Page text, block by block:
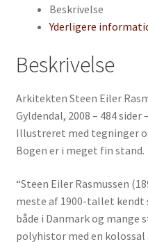
Beskrivelse
Yderligere
Beskrivelse
Arkitekten Steen Eiler
Gyldendal, 2008 – 484
Illustreret med tegninger
Bogen er i meget fin stand.
“Steen Eiler Rasmussen
meste af 1900-tallet kendt
både i Danmark og mange
polyhistor med en